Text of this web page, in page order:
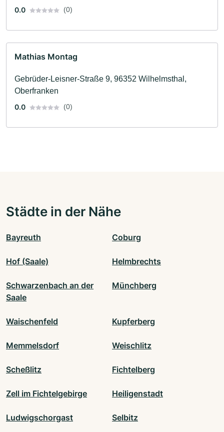
0.0 (0)
Mathias Montag
Gebrüder-Leisner-Straße 9, 96352 Wilhelmsthal,
Oberfranken
0.0
(0)
Städte in der Nähe
Bayreuth Coburg
Hof (Saale) Helmbrechts
Schwarzenbach an der
Saale
Münchberg
Waischenfeld Kupferberg
Memmelsdorf Weischlitz
Scheßlitz Fichtelberg
Zell im Fichtelgebirge Heiligenstadt
Ludwigschorgast Selbitz